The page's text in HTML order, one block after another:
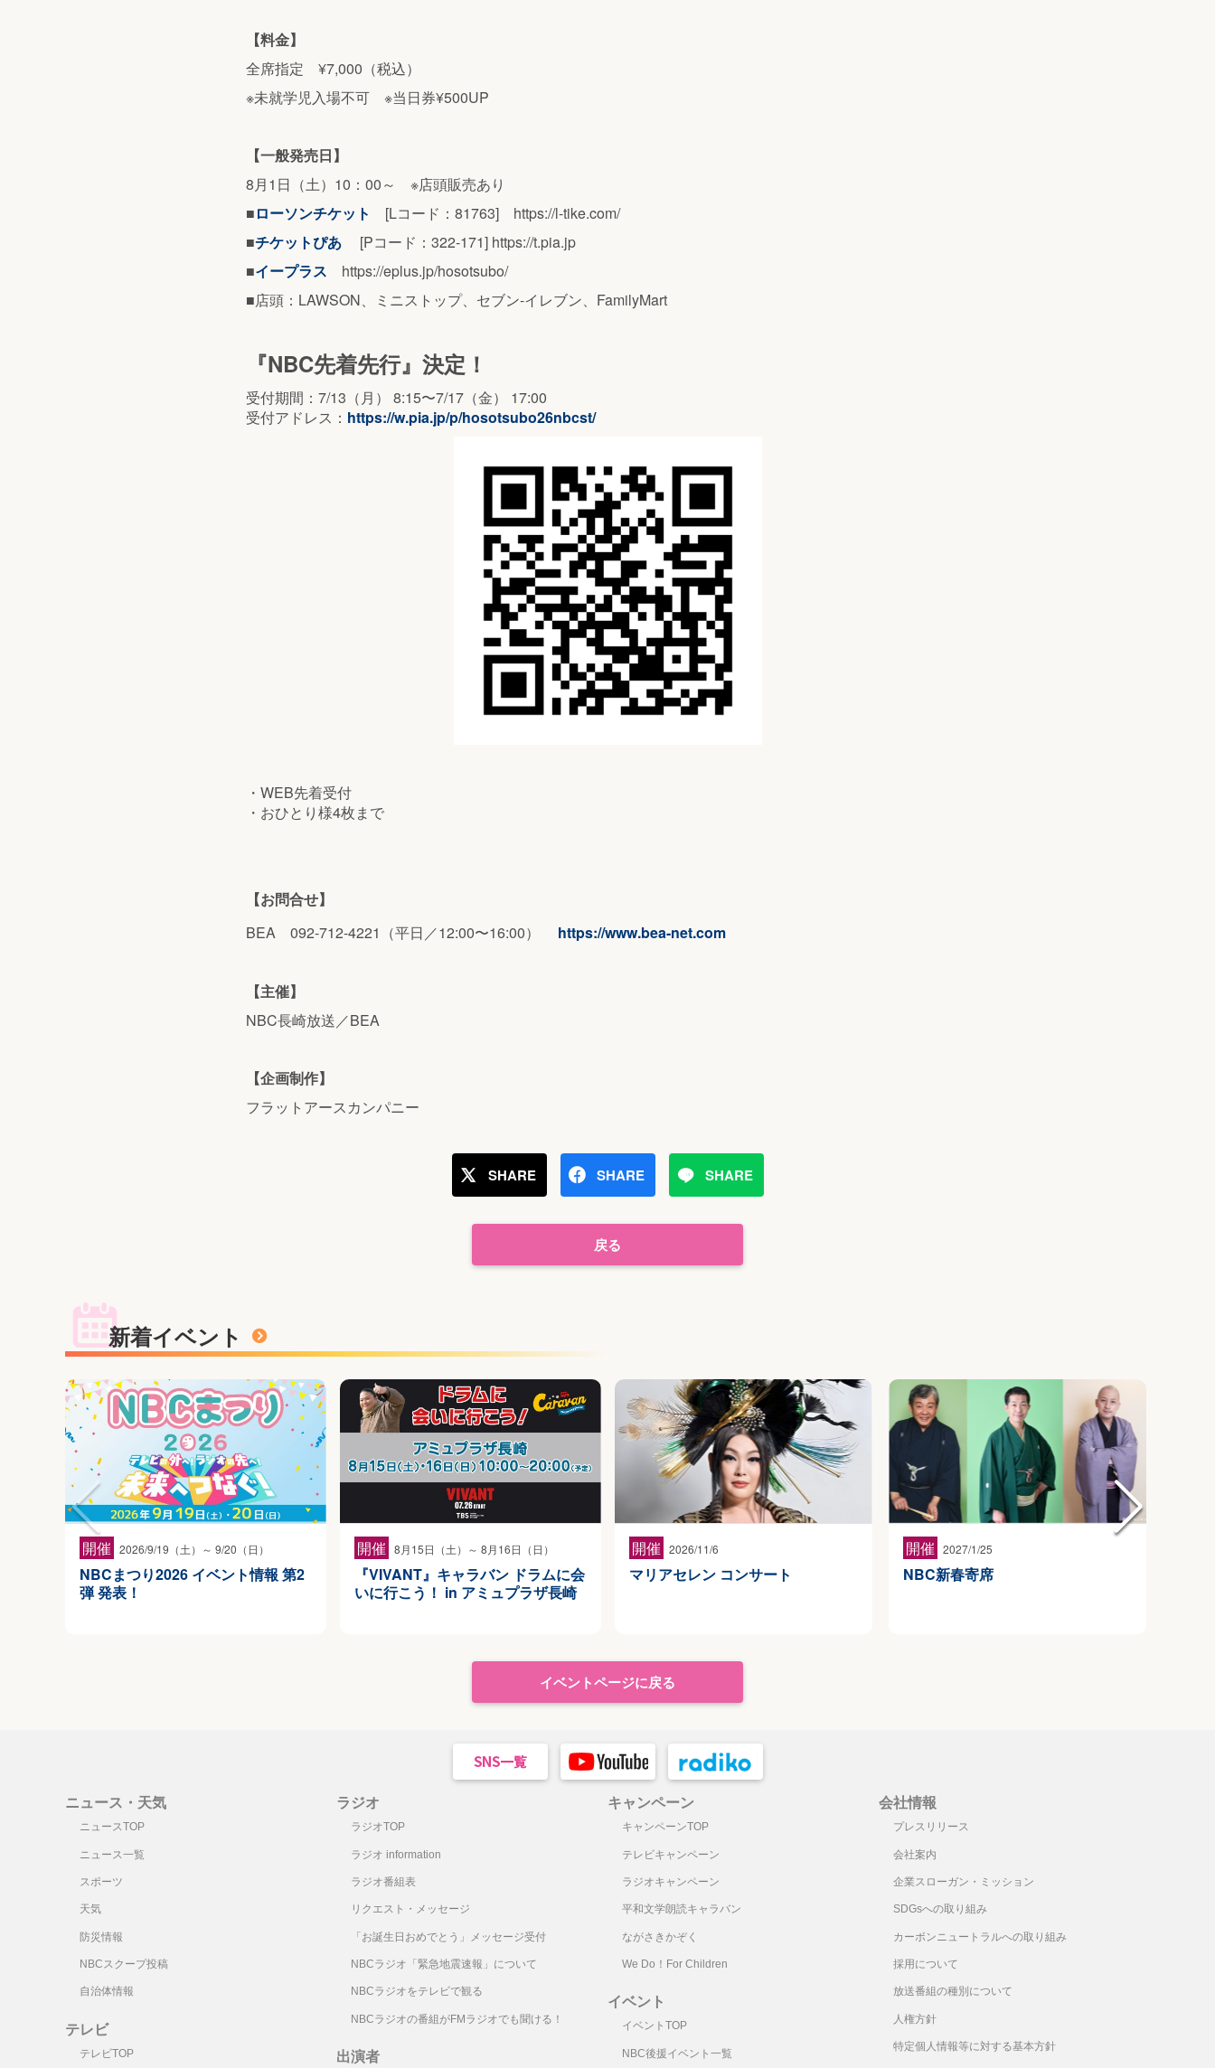
【料金】
全席指定 ¥7,000（税込）
※未就学児入場不可 ※当日券¥500UP
【一般発売日】
8月1日（土）10：00～ ※店頭販売あり
■ローソンチケット
[Lコード：81763] https://l-tike.com/
■チケットぴあ [Pコード：322-171] https://t.pia.jp
■イープラス https://eplus.jp/hosotsubo/
■店頭：LAWSON、ミニストップ、セブン-イレブン、FamilyMart
『NBC先着先行』決定！
受付期間：7/13（月） 8:15〜7/17（金） 17:00
受付アドレス： https://w.pia.jp/p/hosotsubo26nbcst/
・WEB先着受付
・おひとり様4枚まで
【お問合せ】
BEA 092-712-4221（平⽇／12:00〜16:00） https://www.bea-net.com
【主催】
NBC⻑崎放送／BEA
【企画制作】
フラットアースカンパニー
SHARE SHARE SHARE
戻る
新着イベント
開催 2026/9/19（土）～ 9/20（日）
NBCまつり2026 イベント情報 第2
弾 発表！
開催 8月15日（土）～ 8月16日（日）
『VIVANT』キャラバン ドラムに会
いに行こう！ in アミュプラザ長崎
開催 2026/11/6
マリアセレン コンサート
開催 2027/1/25
NBC新春寄席
イベントページに戻る
ニュース・天気
ニュースTOP
ニュース一覧
スポーツ
天気
防災情報
NBCスクープ投稿
自治体情報
テレビ
テレビTOP
ラジオ
ラジオTOP
ラジオ information
ラジオ番組表
リクエスト・メッセージ
「お誕生日おめでとう」メッセージ受付
NBCラジオ「緊急地震速報」について
NBCラジオをテレビで観る
NBCラジオの番組がFMラジオでも聞ける！
出演者
キャンペーン
キャンペーンTOP
テレビキャンペーン
ラジオキャンペーン
平和文学朗読キャラバン
ながさきかぞく
We Do！For Children
イベント
イベントTOP
NBC後援イベント一覧
会社情報
プレスリリース
会社案内
企業スローガン・ミッション
SDGsへの取り組み
カーボンニュートラルへの取り組み
採用について
放送番組の種別について
人権方針
特定個人情報等に対する基本方針